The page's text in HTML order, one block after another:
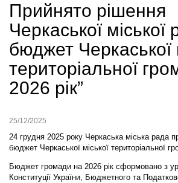
Прийнято рішення
Черкаської міської
бюджет Черкаської
територіальної
2026 рік”
25/12/2025
24 грудня 2025 року Черкаська міська рада
бюджет Черкаської міської територіальної
Бюджет громади на 2026 рік сформовано з
Конституції України, Бюджетного та